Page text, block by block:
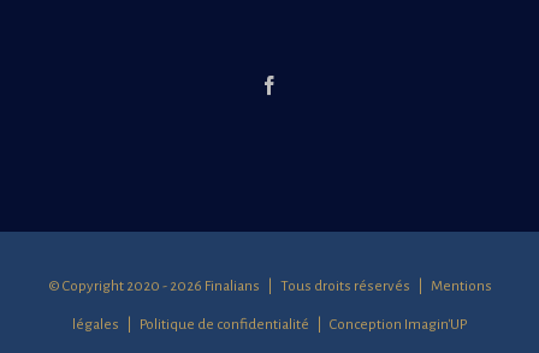
© Copyright 2020 - 2026 Finalians | Tous droits réservés | Mentions
légales Politique de confidentialité | Conception Imagin'UP